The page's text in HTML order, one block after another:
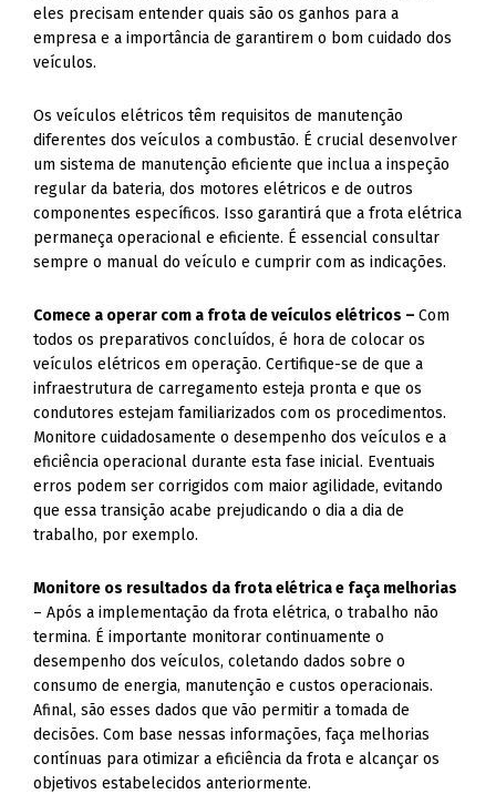
eles precisam entender quais são os ganhos para a
empresa e a importância de garantirem o bom cuidado dos
veículos.
Os veículos elétricos têm requisitos de manutenção
diferentes dos veículos a combustão. É crucial desenvolver
um sistema de manutenção eficiente que inclua a inspeção
regular da bateria, dos motores elétricos e de outros
componentes específicos. Isso garantirá que a frota elétrica
permaneça operacional e eficiente. É essencial consultar
sempre o manual do veículo e cumprir com as indicações.
Comece a operar com a frota de veículos elétricos –Com
todos os preparativos concluídos, é hora de colocar os
veículos elétricos em operação. Certifique-se de que a
infraestrutura de carregamento esteja pronta e que os
condutores estejam familiarizados com os procedimentos.
Monitore cuidadosamente o desempenho dos veículos e a
eficiência operacional durante esta fase inicial. Eventuais
erros podem ser corrigidos com maior agilidade, evitando
que essa transição acabe prejudicando o dia a dia de
trabalho, por exemplo.
Monitore os resultados da frota elétrica e faça melhorias
– Após a implementação da frota elétrica, o trabalho não
termina. É importante monitorar continuamente o
desempenho dos veículos, coletando dados sobre o
consumo de energia, manutenção e custos operacionais.
Afinal, são esses dados que vão permitir a tomada de
decisões. Com base nessas informações, faça melhorias
contínuas para otimizar a eficiência da frota e alcançar os
objetivos estabelecidos anteriormente.